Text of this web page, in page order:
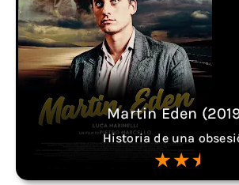
Martin Eden
Historia de una